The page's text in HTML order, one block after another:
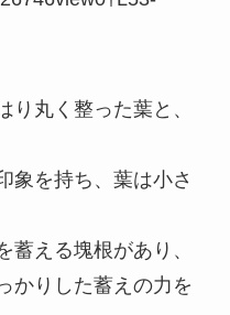
り丸く整った葉と、
象を持ち、葉は小さ
蓄える塊根があり、
かりした蓄えの力を